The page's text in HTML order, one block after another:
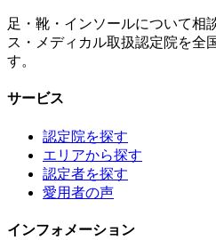
足・靴・インソールについて相
ス・メディカル取扱認定院を全
す。
サービス
認定院を探す
エリアから探す
認定者を探す
愛用者の声
インフォメーション